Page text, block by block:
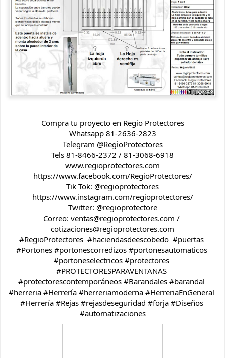
Compra tu proyecto en Regio Protectores
Whatsapp 81-2636-2823
Telegram @RegioProtectores
Tels 81-8466-2372 / 81-3068-6918
www.regioprotectores.com
https://www.facebook.com/RegioProtectores/
Tik Tok: @regioprotectores
https://www.instagram.com/regioprotectores/
Twitter: @regioprotectore
Correo: ventas@regioprotectores.com /
cotizaciones@regioprotectores.com
#RegioProtectores  #haciendasdeescobedo  #puertas
#Portones #portonescorredizos #portonesautomaticos
#portoneselectricos #protectores
#PROTECTORESPARAVENTANAS
#protectorescontemporáneos #Barandales #barandal
#herreria #Herrería #herreriamoderna #HerreriaEnGeneral
#Herrería #Rejas #rejasdeseguridad #forja #Diseños
#automatizaciones